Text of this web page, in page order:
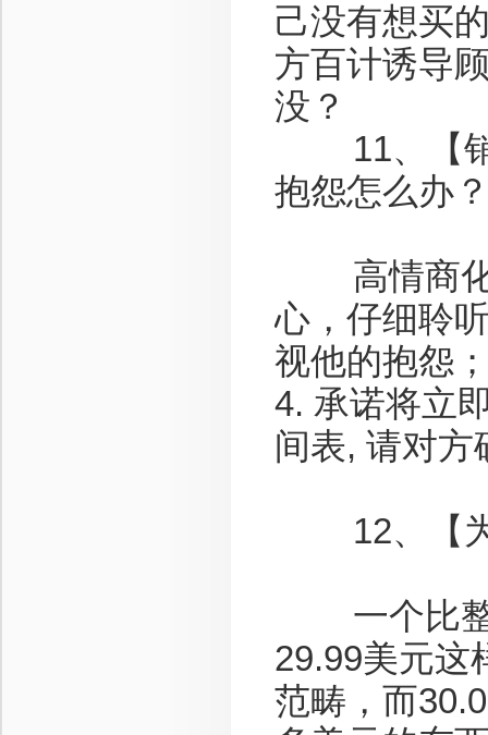
己没有想买
方百计诱导
没？
11、【销
抱怨怎么办
高情商化
心，仔细聆
视他的抱怨
4. 承诺将立
间表, 请对方
12、【为
一个比整
29.99美元这
范畴，而